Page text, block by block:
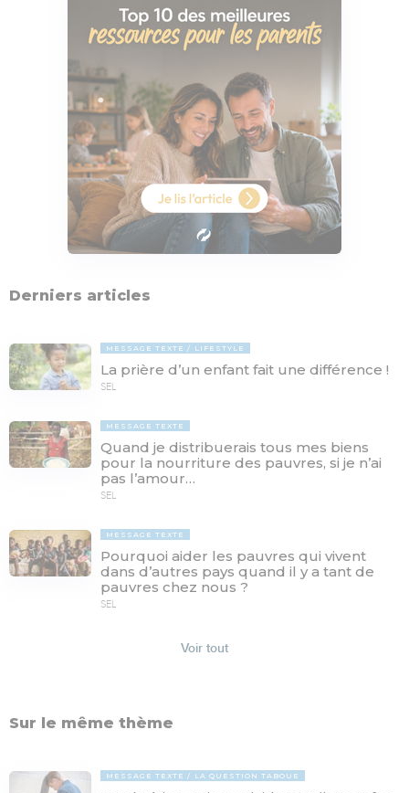
Derniers articles
MESSAGE TEXTE LIFESTYLE
La prière d’un enfant fait une différence !
SEL
MESSAGE TEXTE
Quand je distribuerais tous mes biens
pour la nourriture des pauvres, si je n’ai
pas l’amour…
SEL
MESSAGE TEXTE
Pourquoi aider les pauvres qui vivent
dans d’autres pays quand il y a tant de
pauvres chez nous ?
SEL
Voir tout
Sur le même thème
MESSAGE TEXTE LA QUESTION TABOUE